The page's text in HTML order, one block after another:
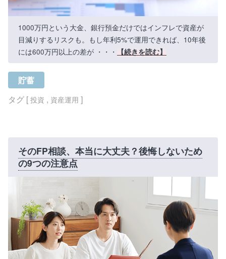
1000万円という大金、銀行預金だけではインフレで資産が
目減りするリスクも。もし年利5%で運用できれば、10年後
には600万円以上の差が ・・・
【続きを読む】
貯蓄
タグ [ 投資 , 資産運用 ]
そのFP相談、本当に大丈夫？後悔しないため
の9つの注意点